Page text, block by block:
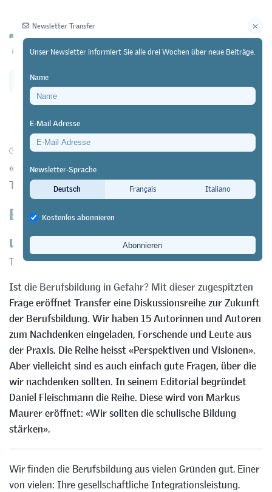
02/01/25 Diskussion
«Berufsbildung 2040: Perspektiven und Visionen»:
Transfer lanciert eine Diskussionsreihe
Berufsbildung 2040: Perspektiven
und Visionen
Transfer
Ist die Berufsbildung in Gefahr? Mit dieser zugespitzten
Frage eröffnet Transfer eine Diskussionsreihe zur Zukunft
der Berufsbildung. Wir haben 15 Autorinnen und Autoren
zum Nachdenken eingeladen, Forschende und Leute aus
der Praxis. Die Reihe heisst «Perspektiven und Visionen».
Aber vielleicht sind es auch einfach gute Fragen, über die
wir nachdenken sollten. In seinem Editorial begründet
Daniel Fleischmann die Reihe. Diese wird von Markus
Maurer eröffnet: «Wir sollten die schulische Bildung
stärken».
Wir finden die Berufsbildung aus vielen Gründen gut. Einer
von vielen: Ihre gesellschaftliche Integrationsleistung.
Newsletter Transfer
Unser Newsletter informiert Sie alle drei Wochen über neue Beiträge.
Name
E-Mail Adresse
Newsletter-Sprache
Deutsch
Français Italiano
Kostenlos abonnieren